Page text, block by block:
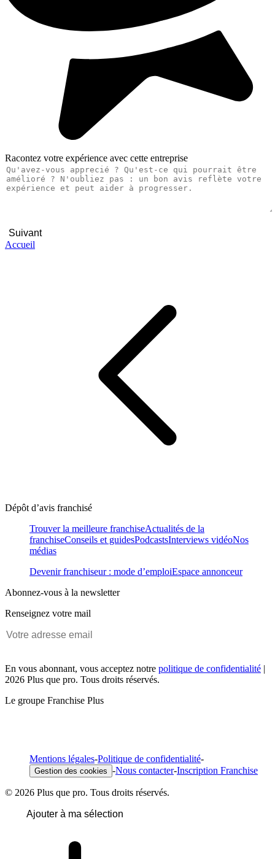
Racontez votre expérience avec cette entreprise
Suivant
Accueil
Dépôt d’avis franchisé
Trouver la meilleure franchiseActualités de la
franchiseConseils et guidesPodcastsInterviews vidéoNos
médias
Devenir franchiseur : mode d’emploiEspace annonceur
Abonnez-vous à la newsletter
Renseignez votre mail
En vous abonnant, vous acceptez notre politique de confidentialité |
2026 Plus que pro. Tous droits réservés.
Le groupe Franchise Plus
Mentions légales-Politique de confidentialité-
Gestion des cookies -Nous contacter-Inscription Franchise
© 2026 Plus que pro. Tous droits réservés.
Ajouter à ma sélection